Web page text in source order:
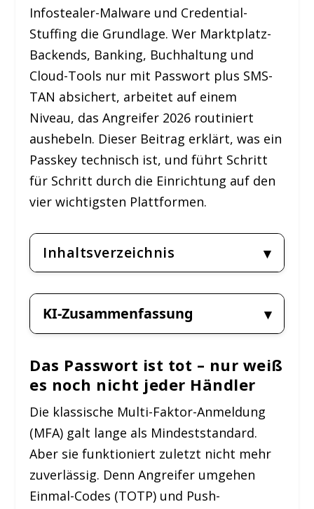
Infostealer-Malware und Credential-
Stuffing die Grundlage. Wer Marktplatz-
Backends, Banking, Buchhaltung und
Cloud-Tools nur mit Passwort plus SMS-
TAN absichert, arbeitet auf einem
Niveau, das Angreifer 2026 routiniert
aushebeln. Dieser Beitrag erklärt, was ein
Passkey technisch ist, und führt Schritt
für Schritt durch die Einrichtung auf den
vier wichtigsten Plattformen.
Inhaltsverzeichnis
KI-Zusammenfassung
Das Passwort ist tot – nur weiß
es noch nicht jeder Händler
Die klassische Multi-Faktor-Anmeldung
(MFA) galt lange als Mindeststandard.
Aber sie funktioniert zuletzt nicht mehr
zuverlässig. Denn Angreifer umgehen
Einmal-Codes (TOTP) und Push-